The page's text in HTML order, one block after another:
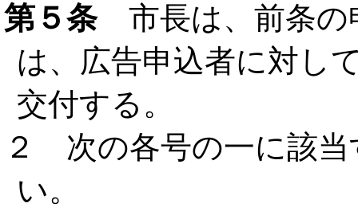
第５条市長は、前条の
は、広告申込者に対し
交付する。
２ 次の各号の一に該当
い。